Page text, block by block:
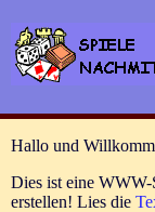
Hallo und
Dies ist eine WWW-
erstellen! Lies die